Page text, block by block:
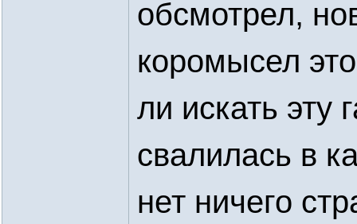
обсмотрел,
коромысел
ли искать эту
свалилась в
нет ничего